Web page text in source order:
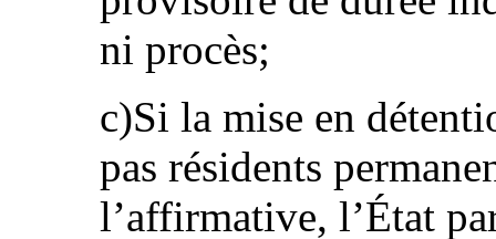
ni procès;
c)Si la mise en
pas résidents
l’affirmative, l’État